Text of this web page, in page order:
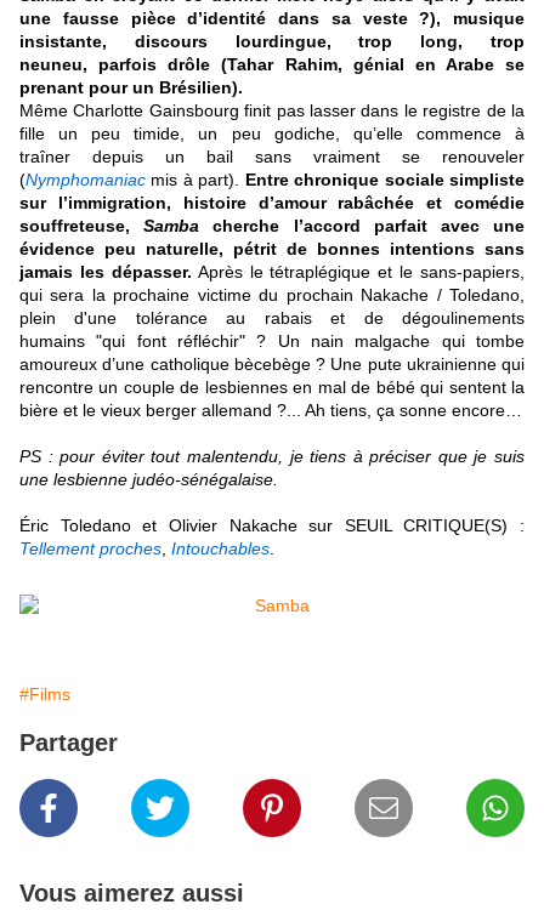
une fausse pièce d’identité dans sa veste ?), musique
insistante, discours lourdingue, trop long, trop
neuneu, parfois drôle (Tahar Rahim, génial en Arabe se
prenant pour un Brésilien).
Même Charlotte Gainsbourg finit pas lasser dans le registre de la
fille un peu timide, un peu godiche, qu’elle commence à
traîner depuis un bail sans vraiment se renouveler
(Nymphomaniac mis à part). Entre chronique sociale simpliste
sur l’immigration, histoire d’amour rabâchée et comédie
souffreteuse,Samba cherche l’accord parfait avec une
évidence peu naturelle, pétrit de bonnes intentions sans
jamais les dépasser. Après le tétraplégique et le sans-papiers,
qui sera la prochaine victime du prochain Nakache / Toledano,
plein d'une tolérance au rabais et de dégoulinements
humains "qui font réfléchir" ? Un nain malgache qui tombe
amoureux d’une catholique bècebège ? Une pute ukrainienne qui
rencontre un couple de lesbiennes en mal de bébé qui sentent la
bière et le vieux berger allemand ?... Ah tiens, ça sonne encore
PS : pour éviter tout malentendu, je tiens à préciser que je suis
une lesbienne judéo-sénégalaise.
Éric Toledano et Olivier Nakache sur SEUIL CRITIQUE(S) :
Tellement proches Intouchables
#Films
Partager
Vous aimerez aussi